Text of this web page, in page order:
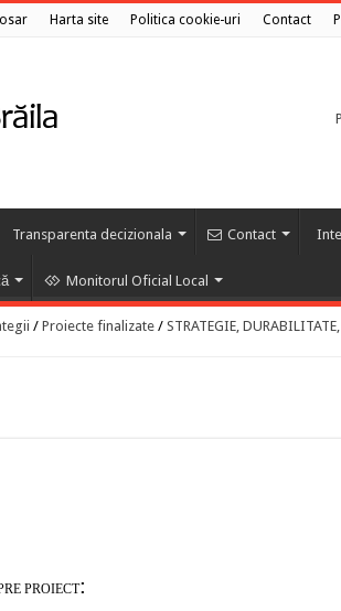
Harta site Politica cookie-uri Contact
Transparenta decizionala Contact
Monitorul Oficial Local
/ Proiecte finalizate / STRATEGIE, DURABILITATE,
PROIECT: